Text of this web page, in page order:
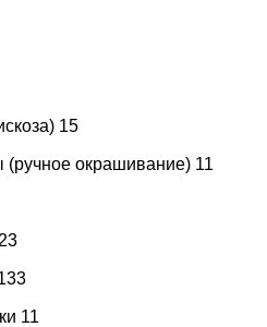
15
(ручное окрашивание) 11
23
11